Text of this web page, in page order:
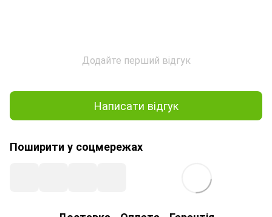
Додайте перший відгук
Написати відгук
Поширити у соцмережах